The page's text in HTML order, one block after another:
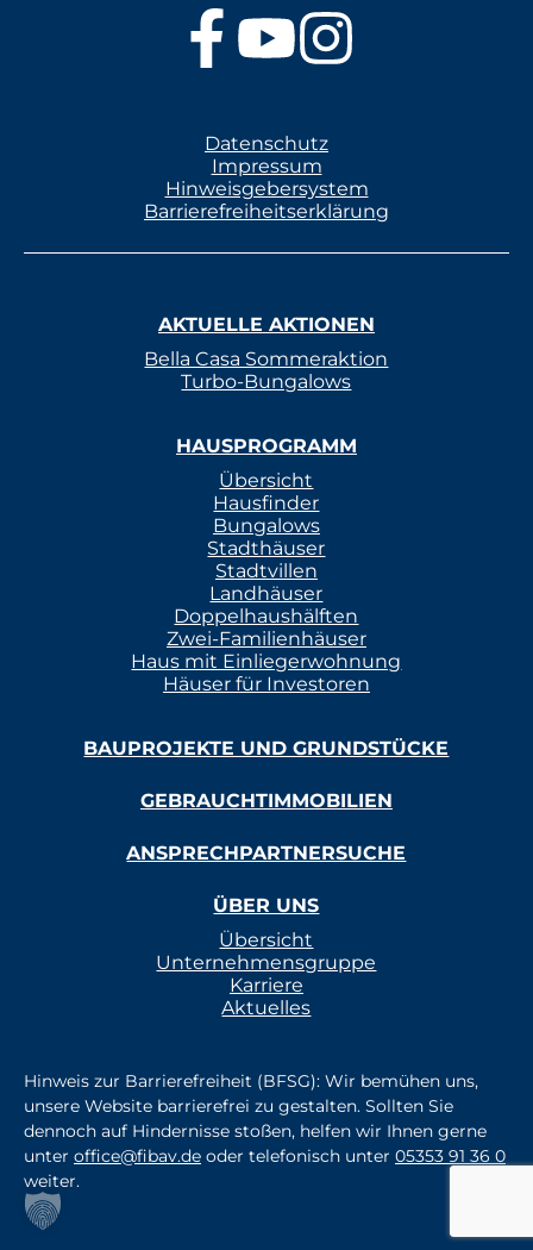
Datenschutz
Impressum
Hinweisgebersystem
Barrierefreiheitserklärung
Hinweis zur Barrierefreiheit (BFSG): Wir bemühen uns,
unsere Website barrierefrei zu gestalten. Sollten Sie
dennoch auf Hindernisse stoßen, helfen wir Ihnen gerne
unter office@fibav.de oder telefonisch unter 05353 91 36 0
weiter.
AKTUELLE AKTIONEN
Bella Casa Sommeraktion
Turbo-Bungalows
HAUSPROGRAMM
Übersicht
Hausfinder
Bungalows
Stadthäuser
Stadtvillen
Landhäuser
Doppelhaushälften
Zwei-Familienhäuser
Haus mit Einliegerwohnung
Häuser für Investoren
BAUPROJEKTE UND GRUNDSTÜCKE
GEBRAUCHTIMMOBILIEN
ANSPRECHPARTNERSUCHE
ÜBER UNS
Übersicht
Unternehmensgruppe
Karriere
Aktuelles